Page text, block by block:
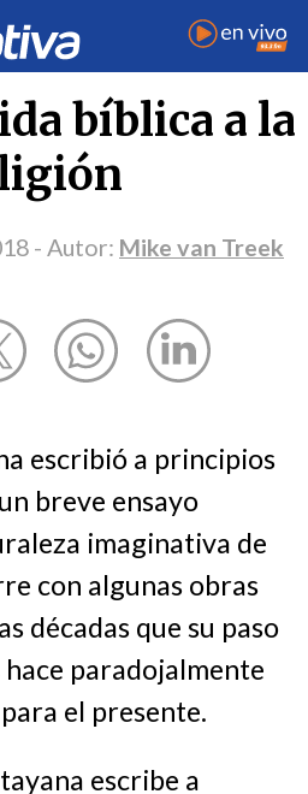
van Treek
bíblica a la
- Autor: Mike van Treek
escribió a principios
breve ensayo
imaginativa de
con algunas obras
décadas que su paso
paradojalmente
el presente.
escribe a